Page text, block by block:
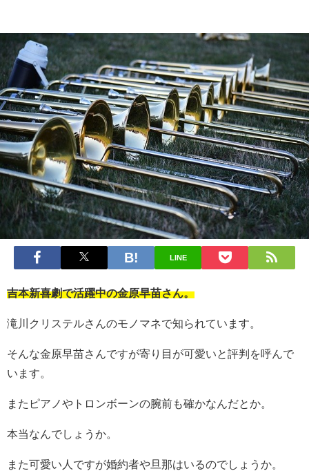
LINE
吉本新喜劇で活躍中の金原早苗さん。
滝川クリステルさんのモノマネで知られています。
そんな金原早苗さんですが寄り目が可愛いと評判を呼んで
います。
またピアノやトロンボーンの腕前も確かなんだとか。
本当なんでしょうか。
また可愛い人ですが婚約者や旦那はいるのでしょうか。